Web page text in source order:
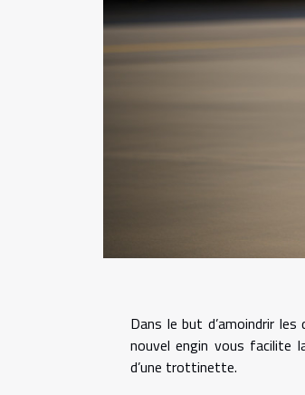
Dans le but d’amoindrir
nouvel engin vous facilite
d’une trottinette.